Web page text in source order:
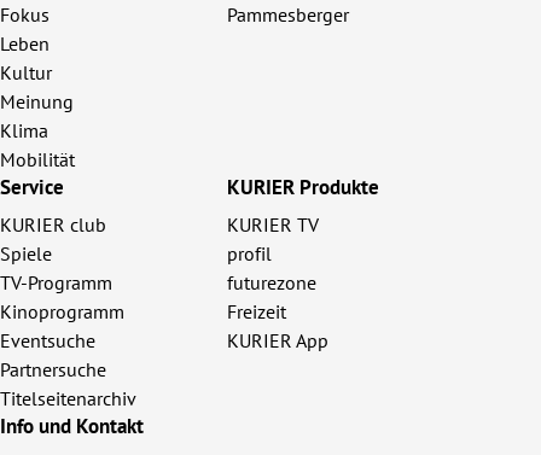
Fokus
Leben
Kultur
Meinung
Klima
Mobilität
Pammesberger
Service
KURIER club
Spiele
TV-Programm
Kinoprogramm
Eventsuche
Partnersuche
Titelseitenarchiv
KURIER Produkte
KURIER TV
profil
futurezone
Freizeit
KURIER App
Info und Kontakt